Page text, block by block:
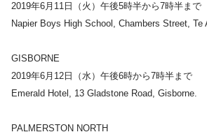
2019年6月11日（火）午後5時半から7時半まで
Napier Boys High School, Chambers Street, Te
GISBORNE
2019年6月12日（水）午後6時から7時半まで
Emerald Hotel, 13 Gladstone Road, Gisborne.
PALMERSTON NORTH